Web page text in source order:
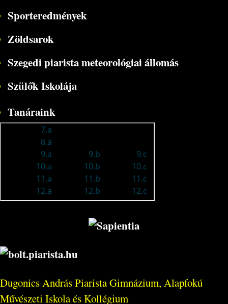
Sporteredmények
Zöldsarok
Szegedi piarista meteorológiai állomás
Szülők Iskolája
Tanáraink
Dugonics András Piarista Gimnázium, Alapfokú
Művészeti Iskola és Kollégium